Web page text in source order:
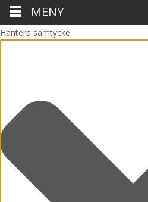
Hantera samtycke
MENY